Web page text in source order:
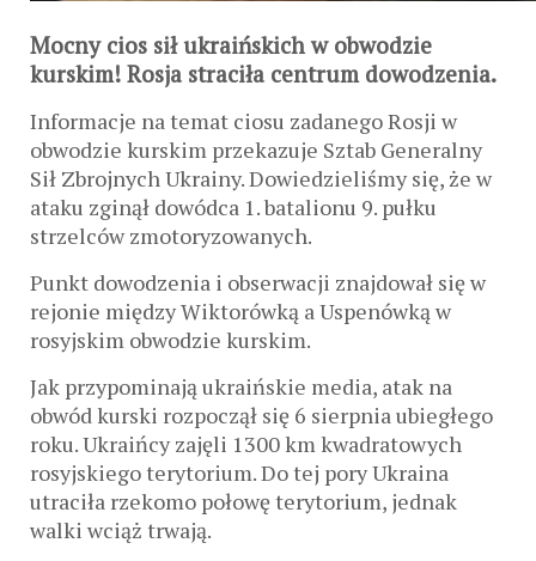
Mocny cios sił ukraińskich w obwodzie
kurskim! Rosja straciła centrum dowodzenia.
Informacje na temat ciosu zadanego Rosji w
obwodzie kurskim przekazuje Sztab Generalny
Sił Zbrojnych Ukrainy. Dowiedzieliśmy się, że w
ataku zginął dowódca 1. batalionu 9. pułku
strzelców zmotoryzowanych.
Punkt dowodzenia i obserwacji znajdował się w
rejonie między Wiktorówką a Uspenówką w
rosyjskim obwodzie kurskim.
Jak przypominają ukraińskie media, atak na
obwód kurski rozpoczął się 6 sierpnia ubiegłego
roku. Ukraińcy zajęli 1300 km kwadratowych
rosyjskiego terytorium. Do tej pory Ukraina
utraciła rzekomo połowę terytorium, jednak
walki wciąż trwają.